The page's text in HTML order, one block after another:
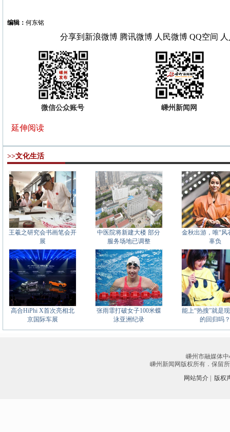
编辑： 何东铭
分享到 新浪微博 腾讯微博 人民微博 QQ空间
微信公众账号 嵊州新闻网
延伸阅读
>>文化生活
王羲之研究会书画笔会开
展
中医院将新建大楼 部分
服务场地已调整
金秋出游，唯“风
辜负
高合HiPhi X首次亮相北
京国际车展
张雨霏打破女子100米蝶
泳亚洲纪录
能上“热搜”就是
的回归吗？
嵊州市融媒体
嵊州新闻网版权所有．保留
网站简介
版权